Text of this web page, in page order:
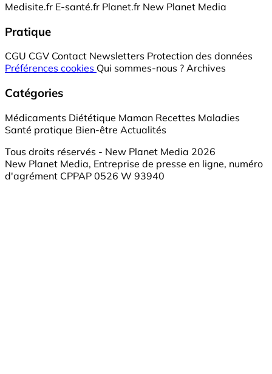
Medisite.fr E-santé.fr Planet.fr New Planet Media
Pratique
CGU CGV Contact Newsletters Protection des données
Préférences cookies Qui sommes-nous ? Archives
Catégories
Médicaments Diététique Maman Recettes Maladies
Santé pratique Bien-être Actualités
Tous droits réservés - New Planet Media 2026
New Planet Media, Entreprise de presse en ligne, numéro
d'agrément CPPAP 0526 W 93940